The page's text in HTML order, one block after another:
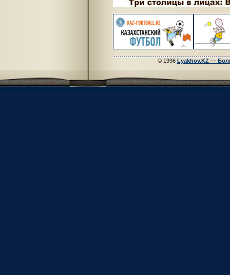
© 1996 Lyakhov.KZ —